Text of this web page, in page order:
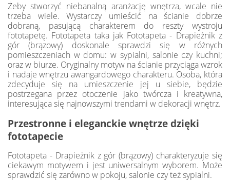
Żeby stworzyć niebanalną aranżację wnętrza, wcale nie
trzeba wiele. Wystarczy umieścić na ścianie dobrze
dobraną, pasującą charakterem do reszty wystroju
fototapetę. Fototapeta taka jak Fototapeta - Drapieżnik z
gór (brązowy) doskonale sprawdzi się w różnych
pomieszczeniach w domu: w sypialni, salonie czy kuchni;
oraz w biurze. Oryginalny motyw na ścianie przyciąga wzrok
i nadaje wnętrzu awangardowego charakteru. Osoba, która
zdecyduje się na umieszczenie jej u siebie, będzie
postrzegana przez otoczenie jako twórcza i kreatywna,
interesująca się najnowszymi trendami w dekoracji wnętrz.
Przestronne i eleganckie wnętrze dzięki
fototapecie
Fototapeta - Drapieżnik z gór (brązowy) charakteryzuje się
ciekawym motywem i jest uniwersalnym wyborem. Może
sprawdzić się zarówno w pokoju, salonie czy też sypialni.